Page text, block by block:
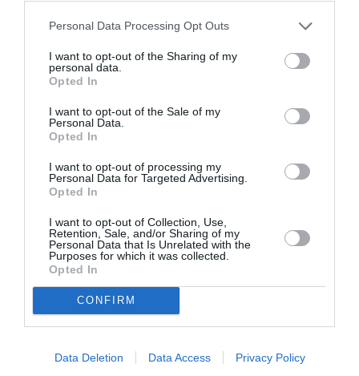
Personal Data Processing Opt Outs
I want to opt-out of the Sharing of my
personal data.
Opted In
I want to opt-out of the Sale of my
Personal Data.
Opted In
I want to opt-out of processing my
Personal Data for Targeted Advertising.
Opted In
I want to opt-out of Collection, Use,
Retention, Sale, and/or Sharing of my
Personal Data that Is Unrelated with the
Purposes for which it was collected.
Opted In
CONFIRM
Data Deletion Data Access Privacy Policy
ανθρώπινο δυναμικό που την απαρτίζει σε έναν μέσο
όρο Δt και Δx και αυτό το δυναμικό, που η διαβίωσή
του φλερτάρει μεταξύ σύγχρονων όρων και μεσαίωνα,
δεν ξέρω αν η είσοδος στις αγορές μπορεί να το
σταματήσει από το να είναι τμηματικά θλιμμένο.
C. N.: Ποια είναι τα επόμενα βήματα και σχέδια που
Επόμενα βήματα! Ένα κατάδικό μου live στις 7 του
Μαϊου στο six dogs, ολοκλήρωση του δίσκου σε ό,τι
απομένει πέραν του ηχητικού, ολοκήρωση του
μουσικού μου παραμυθιού «Ένα τρένο πάνω απ’ τη
θάλασσα» – όπου μουσική και κείμενο γράφονται κατά
παραγγελίας της Παιδικής Ορχήστρας του ωδείου Φ.
Νάκας και θα παρουσιαστούν στις 2 Ιουνίου. Το
παραμύθι εκτυλίσσεται στο μέλλον και έναν πλανήτη με
τους πάγους λιωμένους, όπου ένα μικρό τρενάκι
ενώνει με ράγες πάνω απ’ τη θάλασσα τα δύο τελευταία